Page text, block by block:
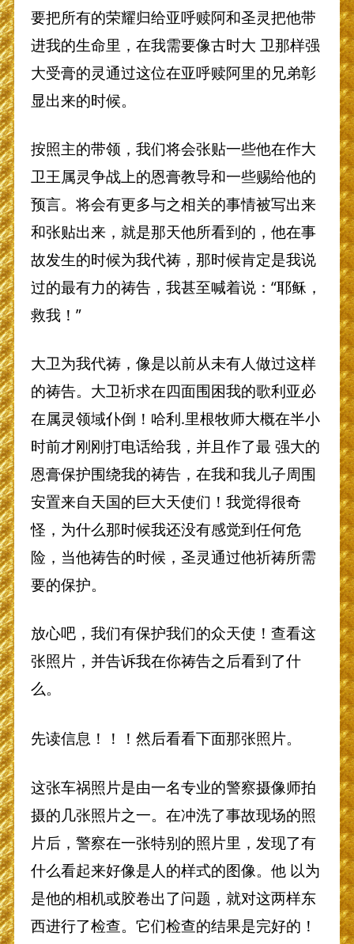
要把所有的荣耀归给亚呼赎阿和圣灵把他带
进我的生命里，在我需要像古时大 卫那样强
大受膏的灵通过这位在亚呼赎阿里的兄弟彰
显出来的时候。
按照主的带领，我们将会张贴一些他在作大
卫王属灵争战上的恩膏教导和一些赐给他的
预言。将会有更多与之相关的事情被写出来
和张贴出来，就是那天他所看到的，他在事
故发生的时候为我代祷，那时候肯定是我说
过的最有力的祷告，我甚至喊着说：“耶稣，
救我！”
大卫为我代祷，像是以前从未有人做过这样
的祷告。大卫祈求在四面围困我的歌利亚必
在属灵领域仆倒！哈利.里根牧师大概在半小
时前才刚刚打电话给我，并且作了最 强大的
恩膏保护围绕我的祷告，在我和我儿子周围
安置来自天国的巨大天使们！我觉得很奇
怪，为什么那时候我还没有感觉到任何危
险，当他祷告的时候，圣灵通过他祈祷所需
要的保护。
放心吧，我们有保护我们的众天使！查看这
张照片，并告诉我在你祷告之后看到了什
么。
先读信息！！！然后看看下面那张照片。
这张车祸照片是由一名专业的警察摄像师拍
摄的几张照片之一。在冲洗了事故现场的照
片后，警察在一张特别的照片里，发现了有
什么看起来好像是人的样式的图像。他 以为
是他的相机或胶卷出了问题，就对这两样东
西进行了检查。它们检查的结果是完好的！